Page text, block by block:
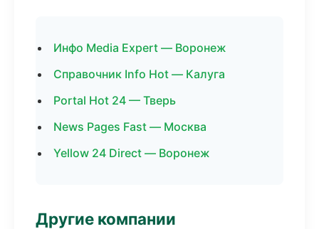
Инфо Media Expert — Воронеж
Справочник Info Hot — Калуга
Portal Hot 24 — Тверь
News Pages Fast — Москва
Yellow 24 Direct — Воронеж
Другие компании